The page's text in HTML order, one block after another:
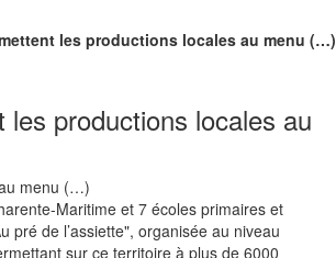
les productions locales au menu (…)
productions locales au
Maritime et 7 écoles primaires et
pré de l’assiette", organisée au niveau
sur ce territoire à plus de 6000